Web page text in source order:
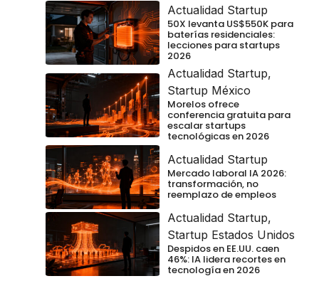
Actualidad Startup
50X levanta US$550K para
baterías residenciales:
lecciones para startups
2026
Actualidad Startup,
Startup México
Morelos ofrece
conferencia gratuita para
escalar startups
tecnológicas en 2026
Actualidad Startup
Mercado laboral IA 2026:
transformación, no
reemplazo de empleos
Actualidad Startup,
Startup Estados Unidos
Despidos en EE.UU. caen
46%: IA lidera recortes en
tecnología en 2026